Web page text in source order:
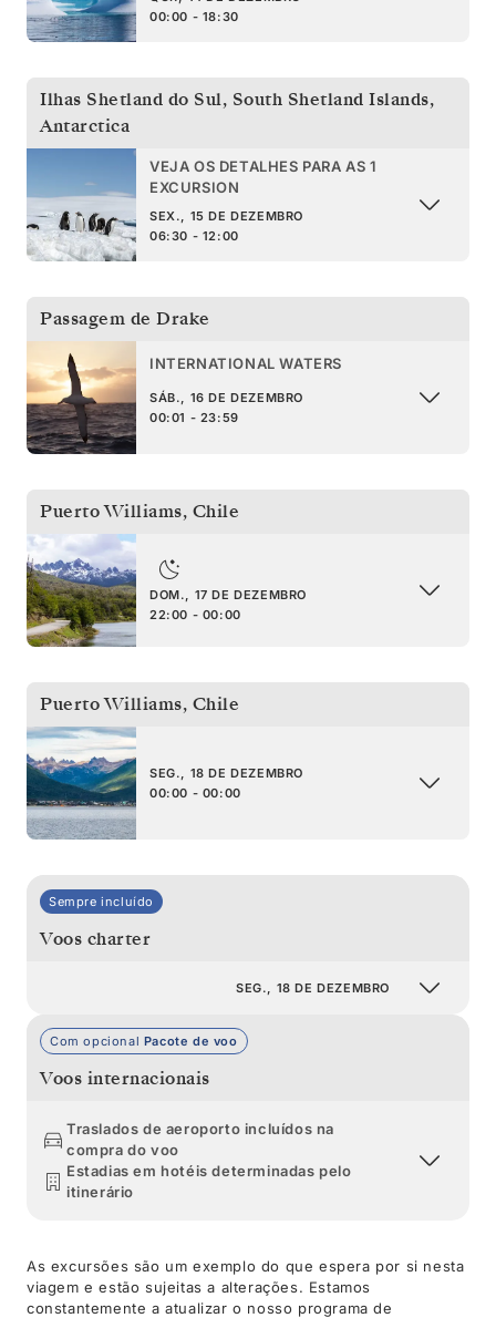
00:00 - 18:30
Ilhas Shetland do Sul, South Shetland Islands,
Antarctica
VEJA OS DETALHES PARA AS 1
EXCURSION
SEX., 15 DE DEZEMBRO
06:30 - 12:00
Passagem de Drake
INTERNATIONAL WATERS
SÁB., 16 DE DEZEMBRO
00:01 - 23:59
Puerto Williams, Chile
DOM., 17 DE DEZEMBRO
22:00 - 00:00
Puerto Williams, Chile
SEG., 18 DE DEZEMBRO
00:00 - 00:00
Sempre incluído
Voos charter
SEG., 18 DE DEZEMBRO
Com opcional Pacote de voo
Voos internacionais
Traslados de aeroporto incluídos na
compra do voo
Estadias em hotéis determinadas pelo
itinerário
As excursões são um exemplo do que espera por si nesta
viagem e estão sujeitas a alterações. Estamos
constantemente a atualizar o nosso programa de